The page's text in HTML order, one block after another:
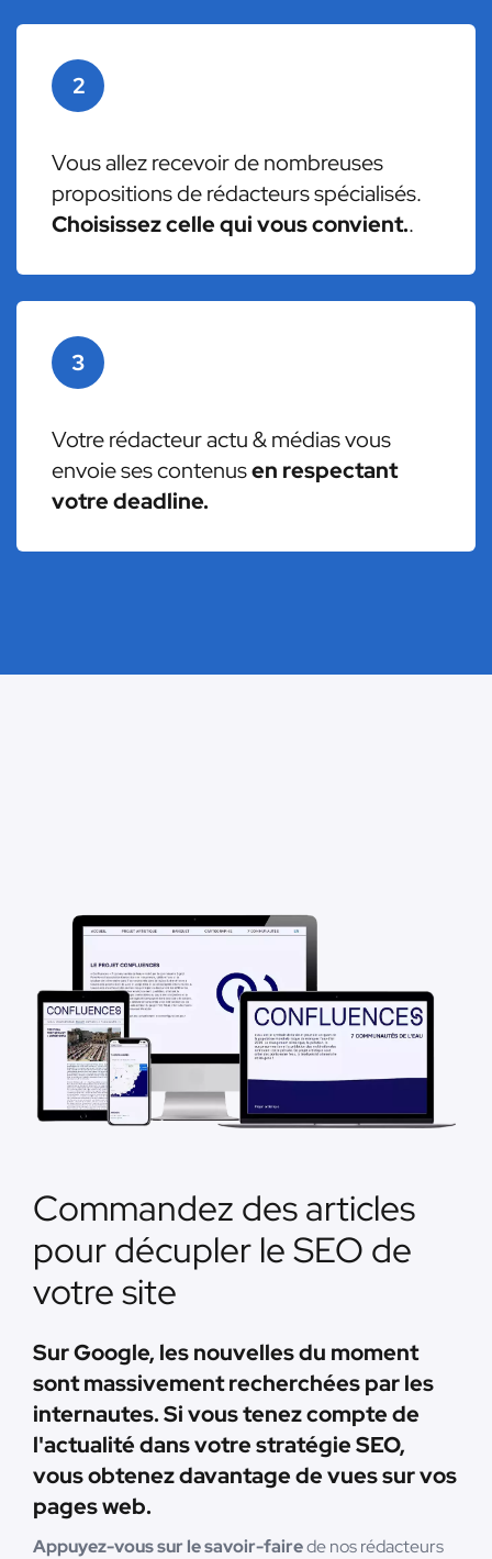
2
Vous allez recevoir de nombreuses
propositions de rédacteurs spécialisés.
Choisissez celle qui vous convient..
3
Votre rédacteur actu & médias vous
envoie ses contenusen respectant
votre deadline.
Commandez des articles
pour décupler le SEO de
votre site
Sur Google, les nouvelles du moment
sont massivement recherchées par les
internautes. Si vous tenez compte de
l'actualité dans votre stratégie SEO,
vous obtenez davantage de vues sur vos
pages web.
Appuyez-vous sur le savoir-fairede nos rédacteurs